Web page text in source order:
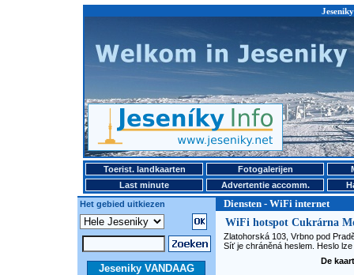
Toerist. landkaarten Fotogalerijen
Last minute
Advertentie accomm.
Het gebied uitkiezen
Diensten - WiFi internet
Jeseniky VANDAAG
WiFi hotspot Cukrárna
Zlatohorská 103, Vrbno pod
Síť je chráněná heslem. Heslo
De